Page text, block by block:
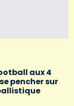
aux 4
pencher sur